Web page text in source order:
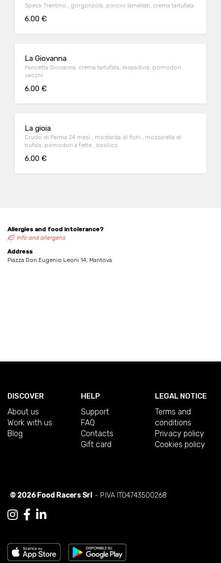
Speck Trentino , gorgonzola, porcini lamellati, crema tartufata
6.00 €
La Giovanna
Pancetta Giovanna, crema tartufata, raspadura, pomodori
secchi
6.00 €
La gioia
Crudo di Parma 24 mesi , mostarda di fichi , mozzarella di
bufala, pomodori a fette , basilico
6.00 €
Allergies and food intolerance?
Info and allergens
Address
Piazza Don Eugenio Leoni 14, Mantova
DISCOVER
About us
Work with us
Blog
HELP
Support
FAQ
Contacts
Gift card
LEGAL NOTICE
Terms and
conditions
Privacy policy
Cookies policy
© 2026 Food Racers Srl - P.IVA IT04743500268